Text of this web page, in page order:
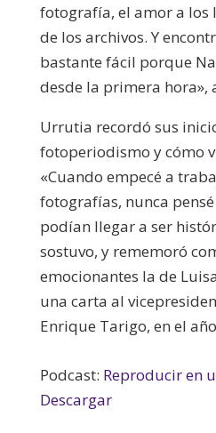
fotografía, el amor a los
de los archivos. Y
bastante fácil porque
desde la primera hora»,
Urrutia recordó sus
fotoperiodismo y cómo
«Cuando empecé a
fotografías, nunca
podían llegar a ser
sostuvo, y rememoró
emocionantes la de
una carta al
Enrique Tarigo, en el
Podcast: Reproducir en
Descargar